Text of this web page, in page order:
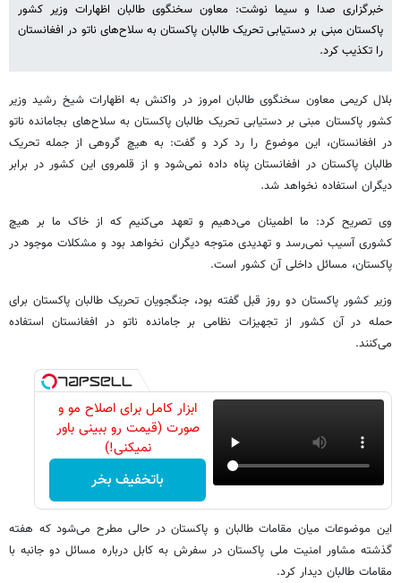
خبرگزاری صدا و سیما نوشت: معاون سخنگوی طالبان اظهارات وزیر کشور
پاکستان مبنی بر دستیابی تحریک طالبان پاکستان به سلاح‌های ناتو در افغانستان
را تکذیب کرد.
بلال کریمی معاون سخنگوی طالبان امروز در واکنش به اظهارات شیخ رشید وزیر
کشور پاکستان مبنی بر دستیابی تحریک طالبان پاکستان به سلاح‌های بجامانده ناتو
در افغانستان، این موضوع را رد کرد و گفت: به هیچ گروهی از جمله تحریک
طالبان پاکستان در افغانستان پناه داده نمی‌شود و از قلمروی این کشور در برابر
دیگران استفاده نخواهد شد.
وی تصریح کرد: ما اطمینان می‌دهیم و تعهد می‌کنیم که از خاک ما بر هیچ
کشوری آسیب نمی‌رسد و تهدیدی متوجه دیگران نخواهد بود و مشکلات موجود در
پاکستان، مسائل داخلی آن کشور است.
وزیر کشور پاکستان دو روز قبل گفته بود‏، جنگجویان تحریک طالبان پاکستان برای
حمله در آن کشور از تجهیزات نظامی بر جامانده ناتو در افغانستان استفاده
می‌کنند.
ابزار کامل برای اصلاح مو و
صورت (قیمت رو ببینی باور
نمیکنی!)
باتخفیف بخر
این موضوعات میان مقامات طالبان و پاکستان در حالی مطرح می‌شود که هفته
گذشته مشاور امنیت ملی پاکستان در سفرش به کابل درباره مسائل دو جانبه با
مقامات طالبان دیدار کرد.